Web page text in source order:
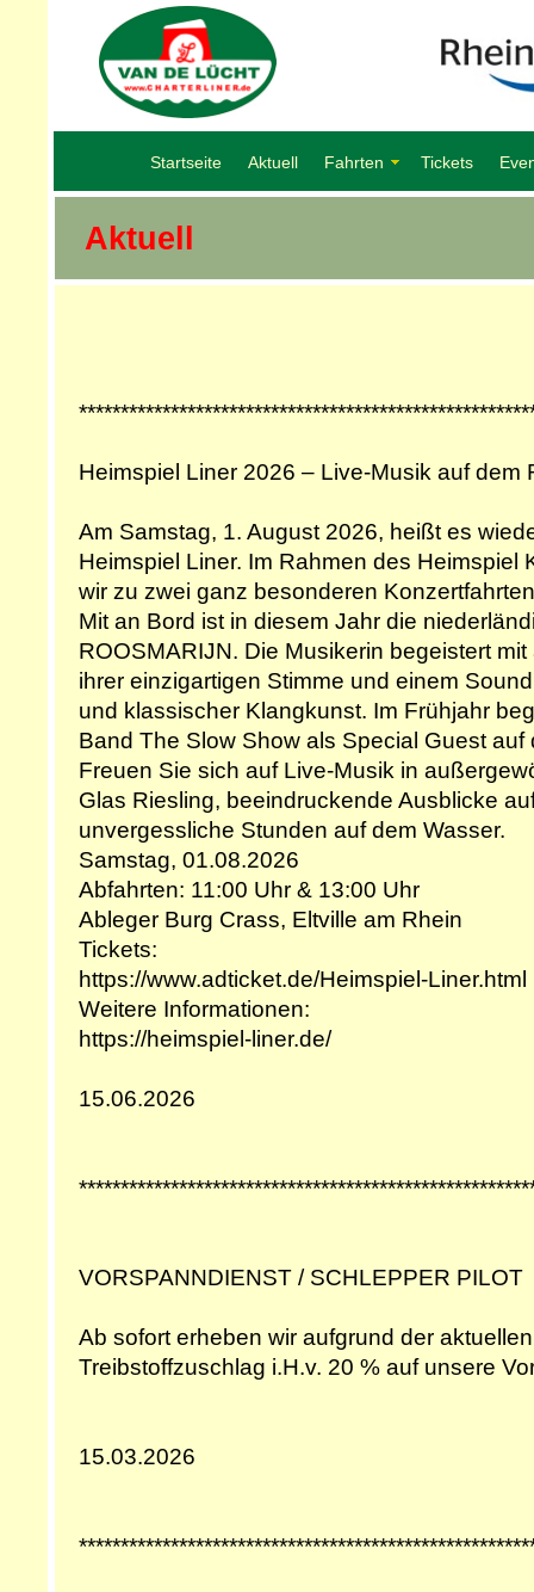
Startseite Aktuell Fahrten Tickets
Aktuell
Heimspiel Liner 2026 – Live-Musik auf dem
Am Samstag, 1. August 2026, heißt es
Heimspiel Liner. Im Rahmen des Heimspiel
wir zu zwei ganz besonderen
Mit an Bord ist in diesem Jahr die
ROOSMARIJN. Die Musikerin begeistert
ihrer einzigartigen Stimme und einem
und klassischer Klangkunst. Im Frühjahr
Band The Slow Show als Special Guest auf
Freuen Sie sich auf Live-Musik in
Glas Riesling, beeindruckende Ausblicke
unvergessliche Stunden auf dem Wasser.
Samstag, 01.08.2026
Abfahrten: 11:00 Uhr & 13:00 Uhr
Ableger Burg Crass, Eltville am Rhein
Tickets:
https://www.adticket.de/Heimspiel-Liner.html
Weitere Informationen:
https://heimspiel-liner.de/
15.06.2026
VORSPANNDIENST / SCHLEPPER PILOT
Ab sofort erheben wir aufgrund der
Treibstoffzuschlag i.H.v. 20 % auf unsere
15.03.2026